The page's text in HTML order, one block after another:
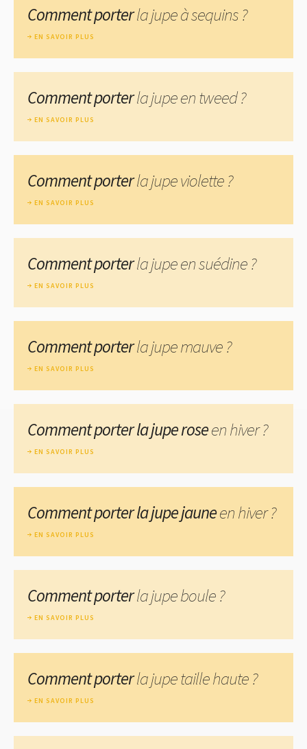
Comment porterla jupe à sequins ?
EN SAVOIR PLUS
Comment porterla jupe en tweed ?
EN SAVOIR PLUS
Comment porterla jupe violette ?
EN SAVOIR PLUS
Comment porterla jupe en suédine ?
EN SAVOIR PLUS
Comment porterla jupe mauve ?
EN SAVOIR PLUS
Comment porter la jupe roseen hiver ?
EN SAVOIR PLUS
Comment porter la jupe jauneen hiver ?
EN SAVOIR PLUS
Comment porterla jupe boule ?
EN SAVOIR PLUS
Comment porterla jupe taille haute ?
EN SAVOIR PLUS